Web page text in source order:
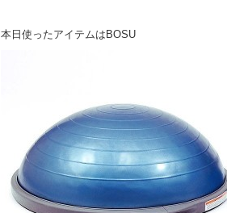
本日使ったアイテムはBOSU